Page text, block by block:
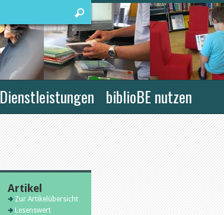
Dienstleistungen biblioBE nutzen
Artikel
Zur Artikelübersicht
Lesenswert